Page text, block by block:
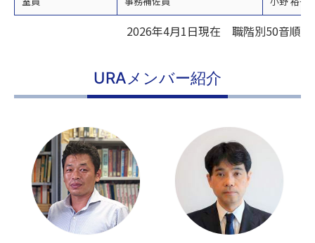
2026年4月1日現在 職階別50音順
URAメンバー紹介